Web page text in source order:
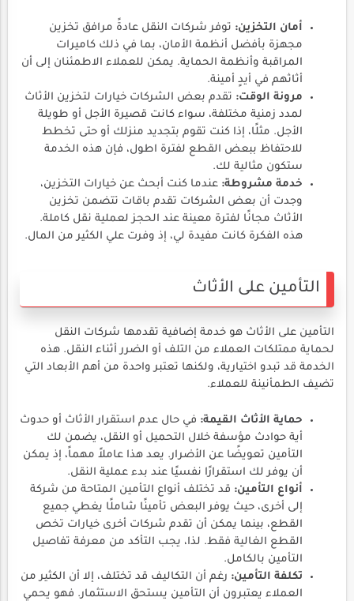
أمان التخزين: توفر شركات النقل عادةً مرافق تخزين
مجهزة بأفضل أنظمة الأمان، بما في ذلك كاميرات
المراقبة وأنظمة الحماية. يمكن للعملاء الاطمئنان إلى أن
أثاثهم في أيدٍ أمينة.
مرونة الوقت: تقدم بعض الشركات خيارات لتخزين الأثاث
لمدد زمنية مختلفة، سواء كانت قصيرة الأجل أو طويلة
الأجل. مثلًا، إذا كنت تقوم بتجديد منزلك أو حتى تخطط
للاحتفاظ ببعض القطع لفترة اطول، فإن هذه الخدمة
ستكون مثالية لك.
خدمة مشروطة: عندما كنت أبحث عن خيارات التخزين،
وجدت أن بعض الشركات تقدم باقات تتضمن تخزين
الأثاث مجانًا لفترة معينة عند الحجز لعملية نقل كاملة.
هذه الفكرة كانت مفيدة لي، إذ وفرت علي الكثير من المال.
التأمين على الأثاث
التأمين على الأثاث هو خدمة إضافية تقدمها شركات النقل
لحماية ممتلكات العملاء من التلف أو الضرر أثناء النقل. هذه
الخدمة قد تبدو اختيارية، ولكنها تعتبر واحدة من أهم الأبعاد التي
تضيف الطمأنينة للعملاء.
حماية الأثاث القيمة: في حال عدم استقرار الأثاث أو حدوث
أية حوادث مؤسفة خلال التحميل أو النقل، يضمن لك
التأمين تعويضًا عن الأضرار. يعد هذا عاملاً مهماً، إذ يمكن
أن يوفر لك استقرارًا نفسيًا عند بدء عملية النقل.
أنواع التأمين: قد تختلف أنواع التأمين المتاحة من شركة
إلى أخرى، حيث يوفر البعض تأمينًا شاملًا يغطي جميع
القطع، بينما يمكن أن تقدم شركات أخرى خيارات تخص
القطع الغالية فقط. لذا، يجب التأكد من معرفة تفاصيل
التأمين بالكامل.
تكلفة التأمين: رغم أن التكاليف قد تختلف، إلا أن الكثير من
العملاء يعتبرون أن التأمين يستحق الاستثمار. فهو يحمي